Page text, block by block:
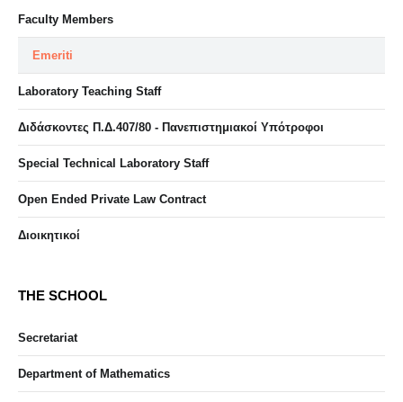
Faculty Members
Emeriti
Laboratory Teaching Staff
Διδάσκοντες Π.Δ.407/80 - Πανεπιστημιακοί Υπότροφοι
Special Technical Laboratory Staff
Open Ended Private Law Contract
Διοικητικοί
THE SCHOOL
Secretariat
Department of Mathematics